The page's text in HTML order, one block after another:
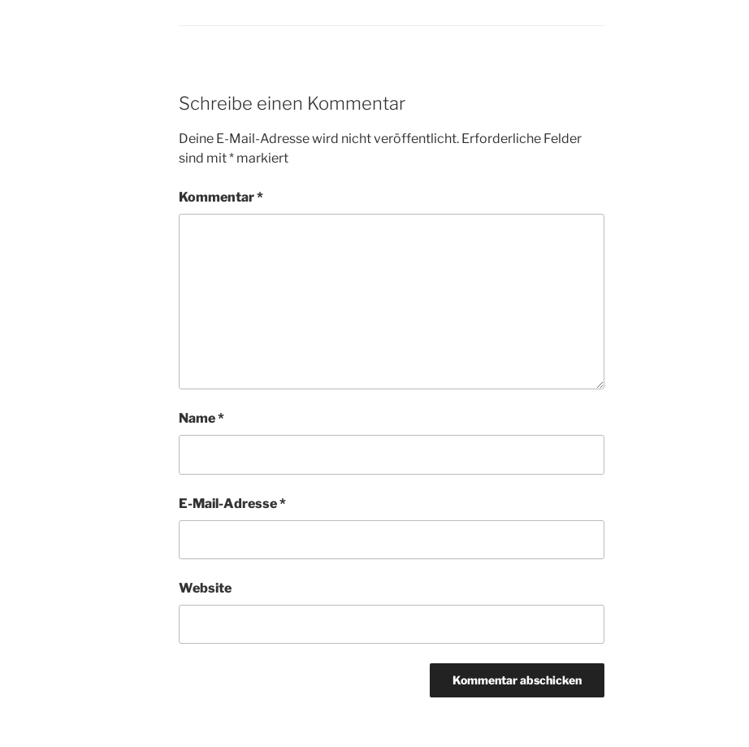
Schreibe einen Kommentar
Deine E-Mail-Adresse wird nicht veröffentlicht. Erforderliche Felder
sind mit* markiert
Kommentar*
Name*
E-Mail-Adresse*
Website